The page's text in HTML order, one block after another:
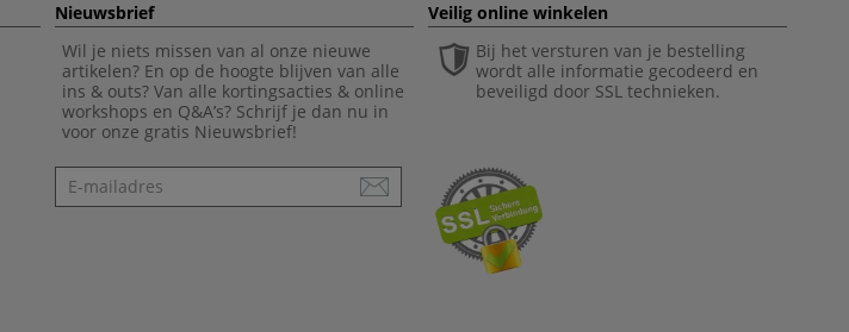
Nieuwsbrief
Wil je niets missen van al onze nieuwe
artikelen? En op de hoogte blijven van alle
ins & outs? Van alle kortingsacties & online
workshops en Q&A’s? Schrijf je dan nu in
voor onze gratis Nieuwsbrief!
Nieuwsbrief
Veilig online winkelen
Bij het versturen van je bestelling
wordt alle informatie gecodeerd en
beveiligd door SSL technieken.